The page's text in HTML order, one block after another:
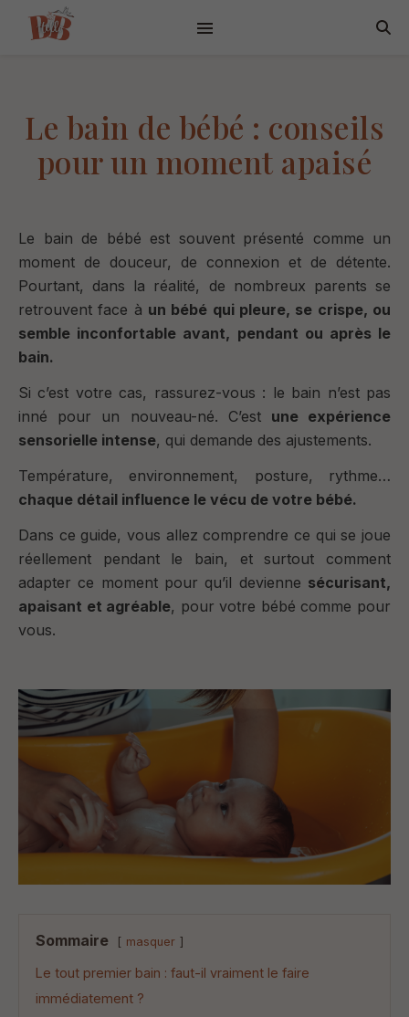
Le bain de bébé : conseils
pour un moment apaisé
Le bain de bébé est souvent présenté comme un
moment de douceur, de connexion et de détente.
Pourtant, dans la réalité, de nombreux parents se
retrouvent face à un bébé qui pleure, se crispe, ou
semble inconfortable avant, pendant ou après le
bain.
Si c’est votre cas, rassurez-vous : le bain n’est pas
inné pour un nouveau-né. C’est une expérience
sensorielle intense, qui demande des ajustements.
Température, environnement, posture, rythme…
chaque détail influence le vécu de votre bébé.
Dans ce guide, vous allez comprendre ce qui se joue
réellement pendant le bain, et surtout comment
adapter ce moment pour qu’il devienne sécurisant,
apaisant et agréable, pour votre bébé comme pour
vous.
Sommaire masquer
Le tout premier bain : faut-il vraiment le faire
immédiatement ?